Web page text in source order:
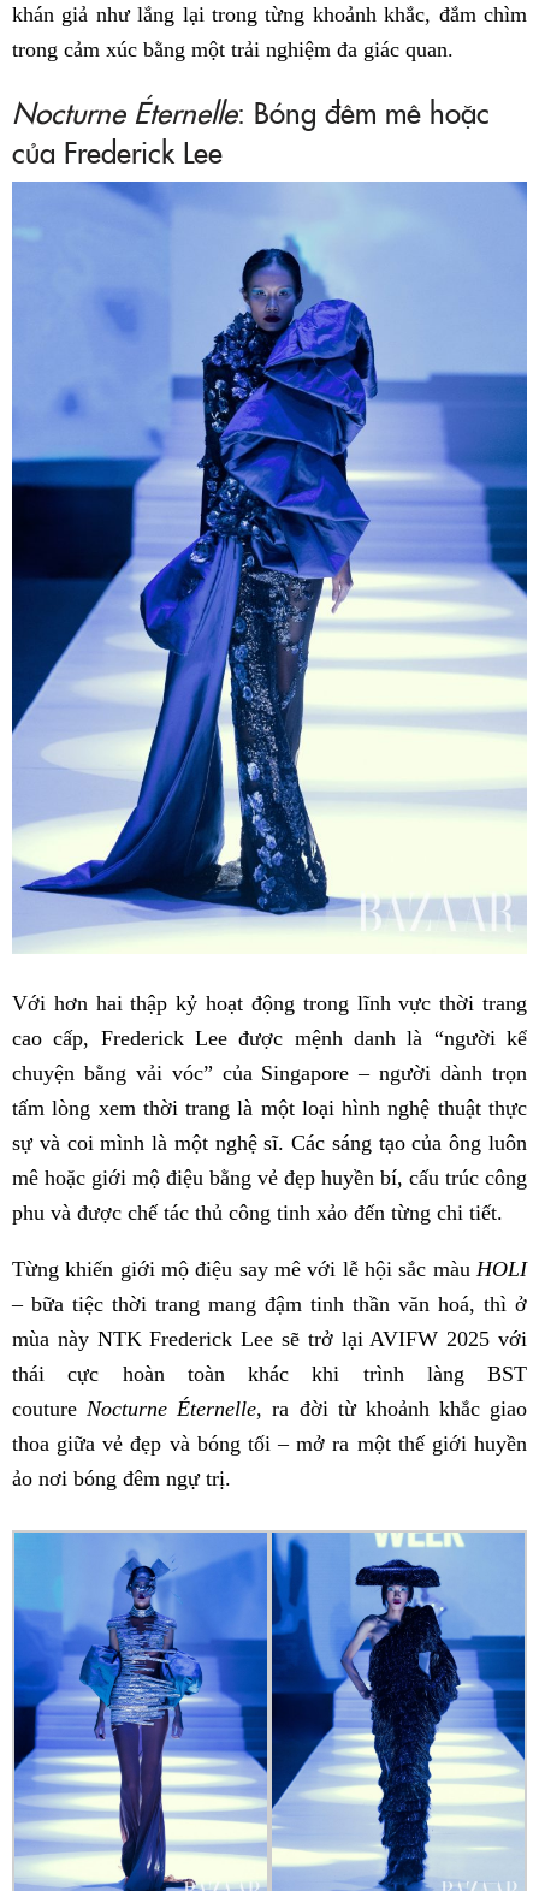
khán giả như lắng lại trong từng khoảnh khắc, đắm chìm
trong cảm xúc bằng một trải nghiệm đa giác quan.
Nocturne Éternelle: Bóng đêm mê hoặc
của Frederick Lee
Với hơn hai thập kỷ hoạt động trong lĩnh vực thời trang
cao cấp, Frederick Lee được mệnh danh là “người kể
chuyện bằng vải vóc” của Singapore – người dành trọn
tấm lòng xem thời trang là một loại hình nghệ thuật thực
sự và coi mình là một nghệ sĩ. Các sáng tạo của ông luôn
mê hoặc giới mộ điệu bằng vẻ đẹp huyền bí, cấu trúc công
phu và được chế tác thủ công tinh xảo đến từng chi tiết.
Từng khiến giới mộ điệu say mê với lễ hội sắc màu HOLI
– bữa tiệc thời trang mang đậm tinh thần văn hoá, thì ở
mùa này NTK Frederick Lee sẽ trở lại AVIFW 2025 với
thái cực hoàn toàn khác khi trình làng BST
coutureNocturne Éternelle, ra đời từ khoảnh khắc giao
thoa giữa vẻ đẹp và bóng tối – mở ra một thế giới huyền
ảo nơi bóng đêm ngự trị.